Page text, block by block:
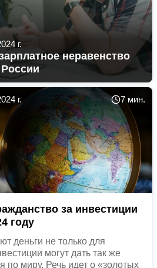
г.
неравенство
г. 7 мин.
за инвестиции
году
деньги не только для
могут дать так же
по миру. Речь идет о «золотых